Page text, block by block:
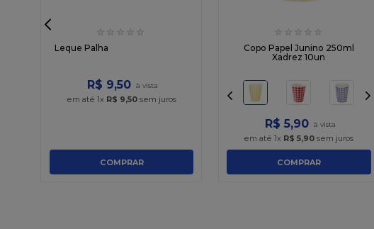
☆ ☆ ☆ ☆ ☆
Leque Palha
R$ 9,50
em até 1x R$ 9,50sem juros
COMPRAR
☆ ☆ ☆ ☆ ☆
Copo Papel Junino 250ml
Xadrez 10un
R$ 5,90
em até1x R$ 5,90 sem juros
COMPRAR